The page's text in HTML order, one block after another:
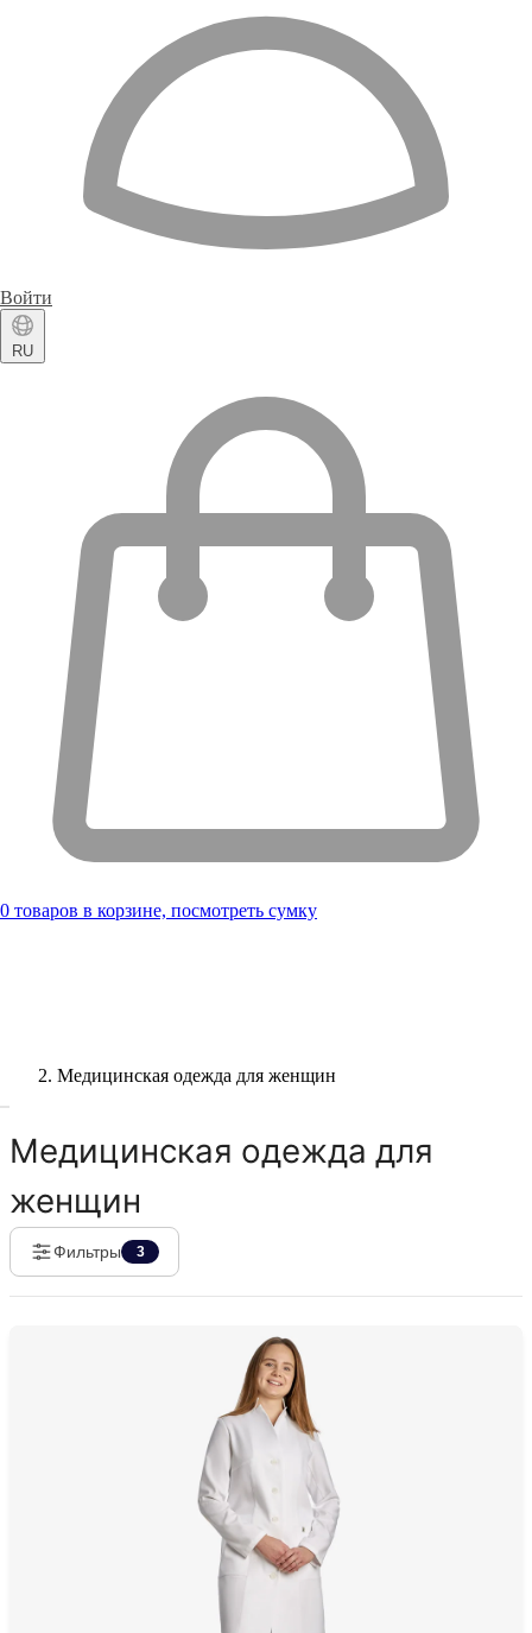
Войти
RU
0 товаров в корзине, посмотреть сумку
Медицинская одежда для женщин
Медицинская одежда для
женщин
Фильтры 3